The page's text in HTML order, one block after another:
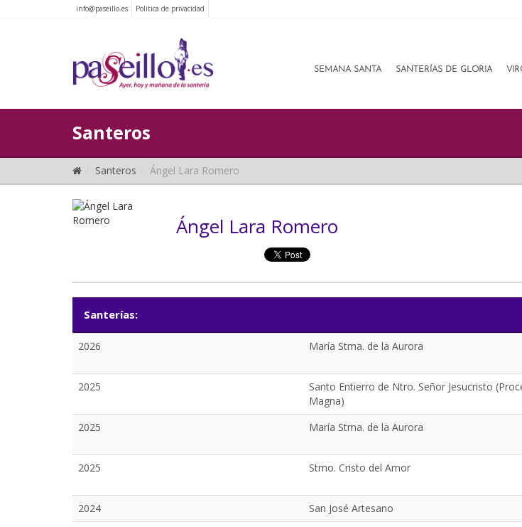
info@paseillo.es Politica de privacidad
SEMANA SANTA SANTERÍAS DE GLORIA
Santeros
Santeros Ángel Lara Romero
Ángel Lara Romero
Santerías:
2026 María Stma. de la Aurora
2025
Santo Entierro de Ntro. Señor Jesucristo
Magna)
2025
María Stma. de la Aurora
2025
Stmo. Cristo del Amor
2024
San José Artesano